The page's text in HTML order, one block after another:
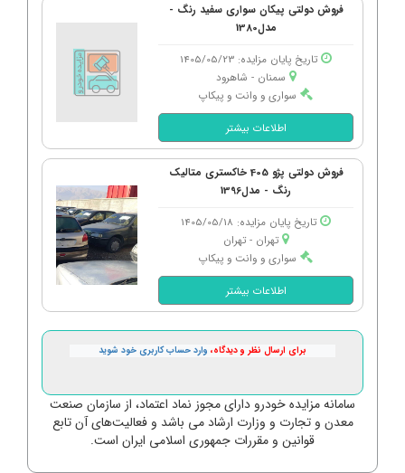
فروش دولتی پیکان سواری سفید رنگ -
مدل1380
تاریخ پایان مزایده: 1405/05/23
سمنان - شاهرود
سواری و وانت و پیکاپ
اطلاعات بیشتر
فروش دولتی پژو 405 خاکستری متالیک
رنگ - مدل1396
تاریخ پایان مزایده: 1405/05/18
تهران - تهران
سواری و وانت و پیکاپ
اطلاعات بیشتر
برای ارسال نظر و دیدگاه، وارد حساب کاربری خود شوید
سامانه مزایده خودرو دارای مجوز نماد اعتماد، از سازمان صنعت
معدن و تجارت و وزارت ارشاد می باشد و فعالیت‌های آن تابع
قوانین و مقررات جمهوری اسلامی ایران است.